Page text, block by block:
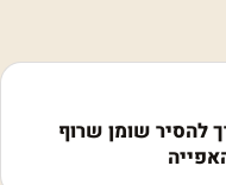
להסיר שומן שרוף